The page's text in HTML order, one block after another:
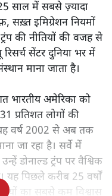
साल में सबसे ज़्यादा
सख़्त इमिग्रेशन नियमों
की नीतियों की वजह से
सेंटर दुनिया भर में
माना जाता है।
भारतीय अमेरिका को
प्रतिशत लोगों की
वर्ष 2002 से अब तक
जा रहा है। सर्वे में
डोनाल्ड ट्रंप पर वैश्विक
पिछले करीब 25 वर्षों
का सबसे कम विश्वास